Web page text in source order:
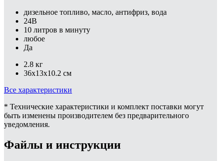
дизельное топливо, масло, антифриз, вода
24В
10 литров в минуту
любое
Да
2.8 кг
36x13x10.2 см
Все характеристики
* Технические характеристики и комплект поставки могут
быть изменены производителем без предварительного
уведомления.
Файлы и инструкции